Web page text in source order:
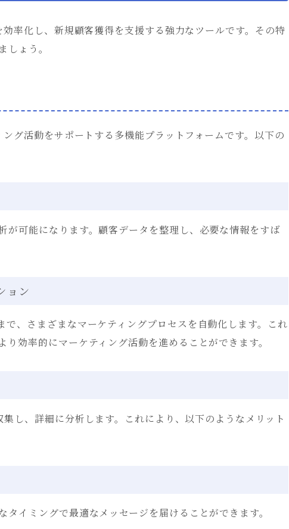
率化し、新規顧客獲得を支援する強力なツールです。その特
ょう。
グ活動をサポートする多機能プラットフォームです。以下の
が可能になります。顧客データを整理し、必要な情報をすば
ョン
で、さまざまなマーケティングプロセスを自動化します。これ
効率的にマーケティング活動を進めることができます。
し、詳細に分析します。これにより、以下のようなメリット
イミングで最適なメッセージを届けることができます。